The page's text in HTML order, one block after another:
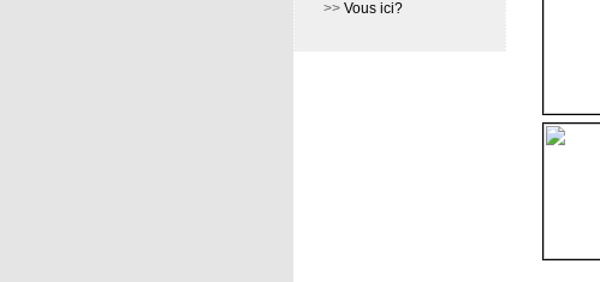
>> Vous ici?